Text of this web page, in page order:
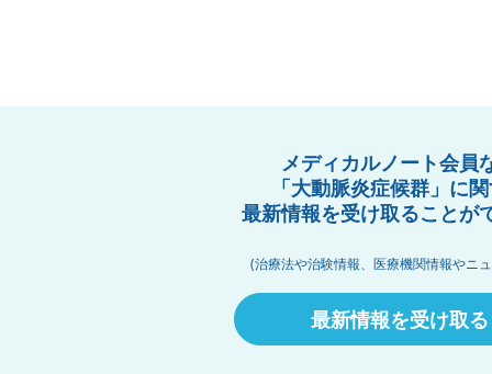
メディカルノート会員
「大動脈炎症候群」に
最新情報を受け取ることが
(治療法や治験情報、医療機関情報やニ
最新情報を受け取る